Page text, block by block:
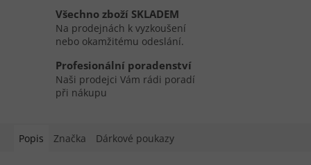
Všechno zboží SKLADEM
Na prodejnách k vyzkoušení
nebo okamžitému odeslání.
Profesionální poradenství
Naši prodejci Vám rádi poradí
při nákupu
Popis Značka Dárkové poukazy